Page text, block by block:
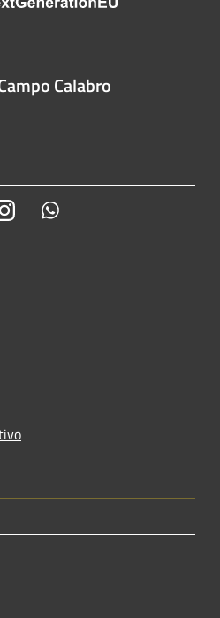
Calabro
Instagram